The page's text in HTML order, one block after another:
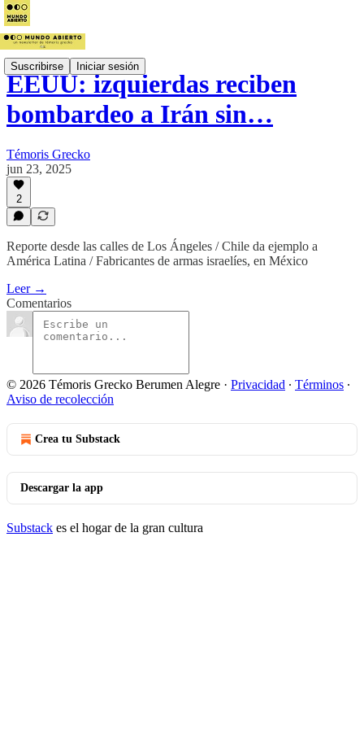
Suscribirse Iniciar sesión
EEUU: izquierdas reciben
bombardeo a Irán sin…
Témoris Grecko
jun 23, 2025
2
Reporte desde las calles de Los Ángeles / Chile da ejemplo a
América Latina / Fabricantes de armas israelíes, en México
Leer →
Comentarios
© 2026 Témoris Grecko Berumen Alegre · Privacidad ∙ Términos ∙
Aviso de recolección
Crea tu Substack
Descargar la app
Substack es el hogar de la gran cultura